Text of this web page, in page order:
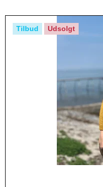
Tilbud Udsolgt